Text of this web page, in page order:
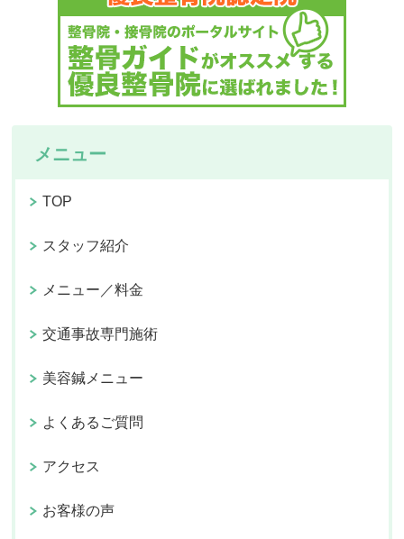
メニュー
TOP
スタッフ紹介
メニュー／料金
交通事故専門施術
美容鍼メニュー
よくあるご質問
アクセス
お客様の声